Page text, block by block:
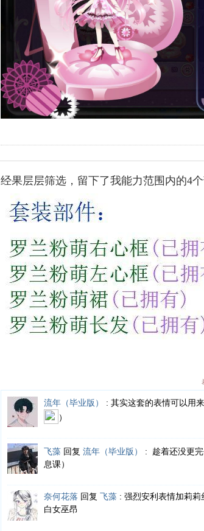
经果层层筛选，留下了我能力范围内的4
流年（毕业版） : 其实这套的表情可以用
）
飞藻 回复 流年（毕业版） : 趁着还没更
息课）
奈何花落 回复 飞藻 : 强烈安利表情加莉
白女巫昂